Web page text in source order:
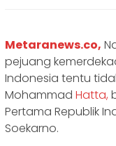
Metaranews.co,
pejuang
Indonesia tentu
Mohammad Hatta,
Pertama Republik
Soekarno.